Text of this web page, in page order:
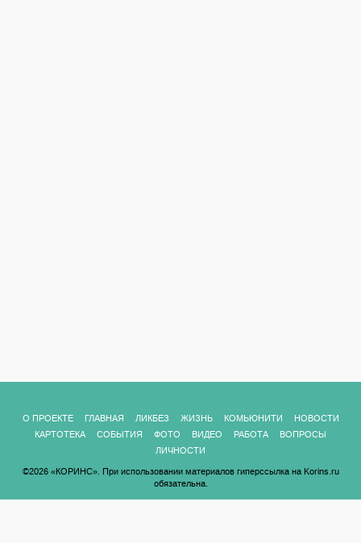
О ПРОЕКТЕ ГЛАВНАЯ ЛИКБЕЗ ЖИЗНЬ КОМЬЮНИТИ
НОВОСТИ
КАРТОТЕКА
СОБЫТИЯ ФОТО ВИДЕО РАБОТА
ВОПРОСЫ
ЛИЧНОСТИ
©2026 «КОРИНС». При использовании материалов гиперссылка на Korins.ru
обязательна.